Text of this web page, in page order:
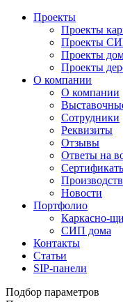
Проекты
Проекты
Проекты
Проекты
Проекты
О компании
О компании
Сотрудники
Реквизиты
Отзывы
Ответы на
Новости
Портфолио
Каркасно-
СИП дома
Контакты
Статьи
SIP-панели
Подбор параметров